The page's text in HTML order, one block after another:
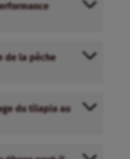
de la pêche
du tilapia au